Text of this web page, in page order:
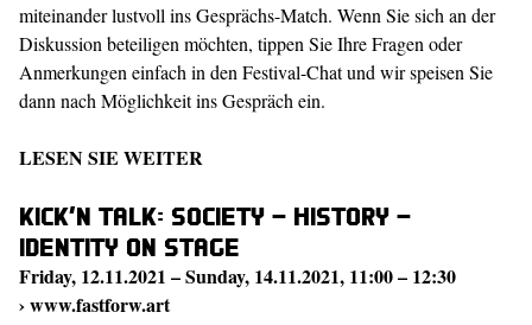
miteinander lustvoll ins Gesprächs-Match. Wenn Sie sich an der
Diskussion beteiligen möchten, tippen Sie Ihre Fragen oder
Anmerkungen einfach in den Festival-Chat und wir speisen Sie
dann nach Möglichkeit ins Gespräch ein.
LESEN SIE WEITER
Kick’n Talk: Society – History –
Identity on Stage
Friday, 12.11.2021 – Sunday, 14.11.2021, 11:00 – 12:30
›www.fastforw.art